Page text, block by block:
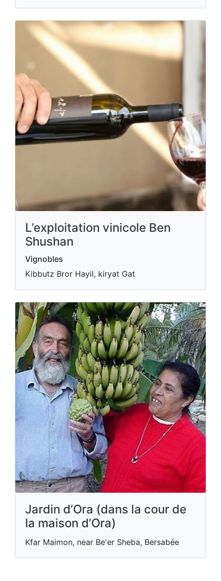
L’exploitation vinicole Ben
Shushan
Vignobles
Kibbutz Bror Hayil, kiryat Gat
Jardin d’Ora (dans la cour de
la maison d’Ora)
Kfar Maimon, near Be'er Sheba, Bersabée